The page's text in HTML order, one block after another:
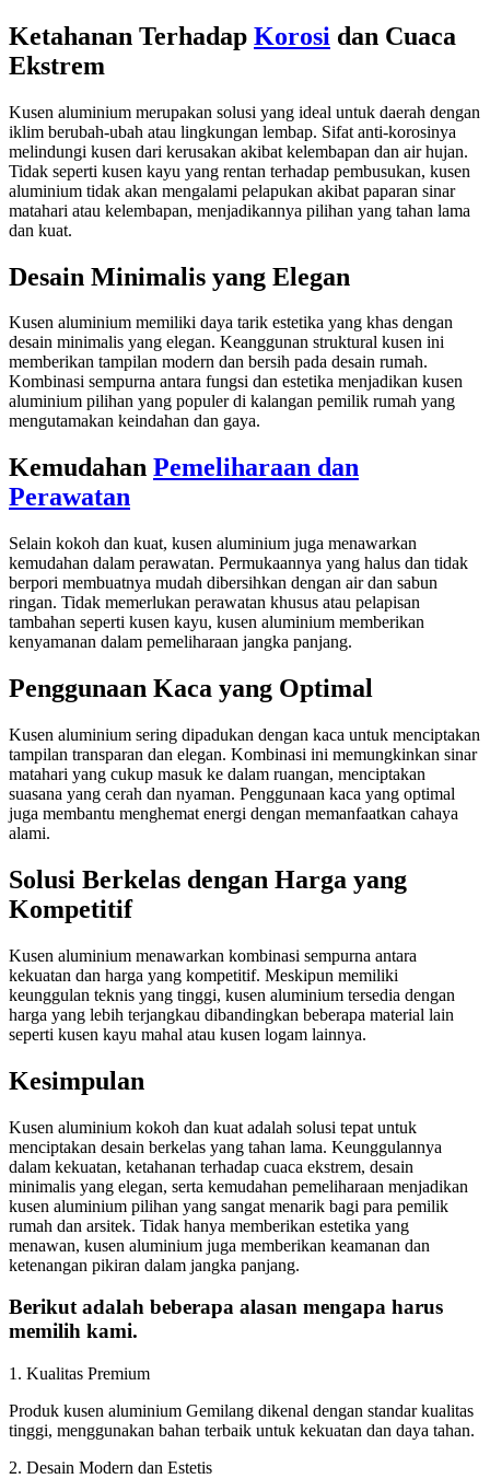
Ketahanan Terhadap Korosi dan Cuaca
Ekstrem
Kusen aluminium merupakan solusi yang ideal untuk daerah dengan
iklim berubah-ubah atau lingkungan lembap. Sifat anti-korosinya
melindungi kusen dari kerusakan akibat kelembapan dan air hujan.
Tidak seperti kusen kayu yang rentan terhadap pembusukan, kusen
aluminium tidak akan mengalami pelapukan akibat paparan sinar
matahari atau kelembapan, menjadikannya pilihan yang tahan lama
dan kuat.
Desain Minimalis yang Elegan
Kusen aluminium memiliki daya tarik estetika yang khas dengan
desain minimalis yang elegan. Keanggunan struktural kusen ini
memberikan tampilan modern dan bersih pada desain rumah.
Kombinasi sempurna antara fungsi dan estetika menjadikan kusen
aluminium pilihan yang populer di kalangan pemilik rumah yang
mengutamakan keindahan dan gaya.
Kemudahan Pemeliharaan dan
Perawatan
Selain kokoh dan kuat, kusen aluminium juga menawarkan
kemudahan dalam perawatan. Permukaannya yang halus dan tidak
berpori membuatnya mudah dibersihkan dengan air dan sabun
ringan. Tidak memerlukan perawatan khusus atau pelapisan
tambahan seperti kusen kayu, kusen aluminium memberikan
kenyamanan dalam pemeliharaan jangka panjang.
Penggunaan Kaca yang Optimal
Kusen aluminium sering dipadukan dengan kaca untuk menciptakan
tampilan transparan dan elegan. Kombinasi ini memungkinkan sinar
matahari yang cukup masuk ke dalam ruangan, menciptakan
suasana yang cerah dan nyaman. Penggunaan kaca yang optimal
juga membantu menghemat energi dengan memanfaatkan cahaya
alami.
Solusi Berkelas dengan Harga yang
Kompetitif
Kusen aluminium menawarkan kombinasi sempurna antara
kekuatan dan harga yang kompetitif. Meskipun memiliki
keunggulan teknis yang tinggi, kusen aluminium tersedia dengan
harga yang lebih terjangkau dibandingkan beberapa material lain
seperti kusen kayu mahal atau kusen logam lainnya.
Kesimpulan
Kusen aluminium kokoh dan kuat adalah solusi tepat untuk
menciptakan desain berkelas yang tahan lama. Keunggulannya
dalam kekuatan, ketahanan terhadap cuaca ekstrem, desain
minimalis yang elegan, serta kemudahan pemeliharaan menjadikan
kusen aluminium pilihan yang sangat menarik bagi para pemilik
rumah dan arsitek. Tidak hanya memberikan estetika yang
menawan, kusen aluminium juga memberikan keamanan dan
ketenangan pikiran dalam jangka panjang.
Berikut adalah beberapa alasan mengapa harus
memilih kami.
1. Kualitas Premium
Produk kusen aluminium Gemilang dikenal dengan standar kualitas
tinggi, menggunakan bahan terbaik untuk kekuatan dan daya tahan.
2. Desain Modern dan Estetis